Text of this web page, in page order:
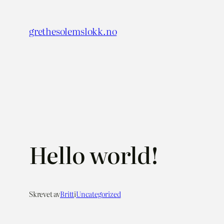
innhold
grethesolemslokk.no
Hello world!
Skrevet avBrittiUncategorized